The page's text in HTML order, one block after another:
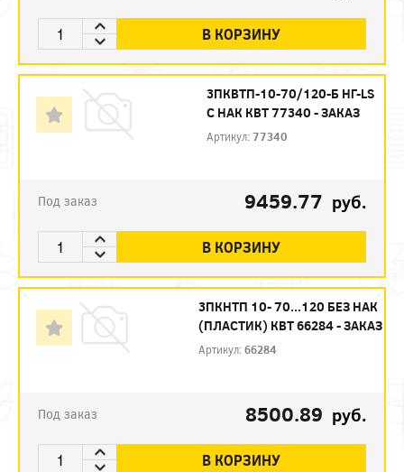
В КОРЗИНУ
3ПКВТП-10-70/120-Б НГ-LS
С НАК КВТ 77340 - ЗАКАЗ
Артикул:77340
Под заказ 9459.77 руб.
В КОРЗИНУ
3ПКНТП 10- 70...120 БЕЗ НАК
(ПЛАСТИК) КВТ 66284 - ЗАКАЗ
Артикул:66284
Под заказ 8500.89 руб.
В КОРЗИНУ